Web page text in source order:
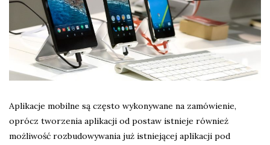
Aplikacje mobilne są często wykonywane na zamówienie,
oprócz tworzenia aplikacji od postaw istnieje również
możliwość rozbudowywania już istniejącej aplikacji pod